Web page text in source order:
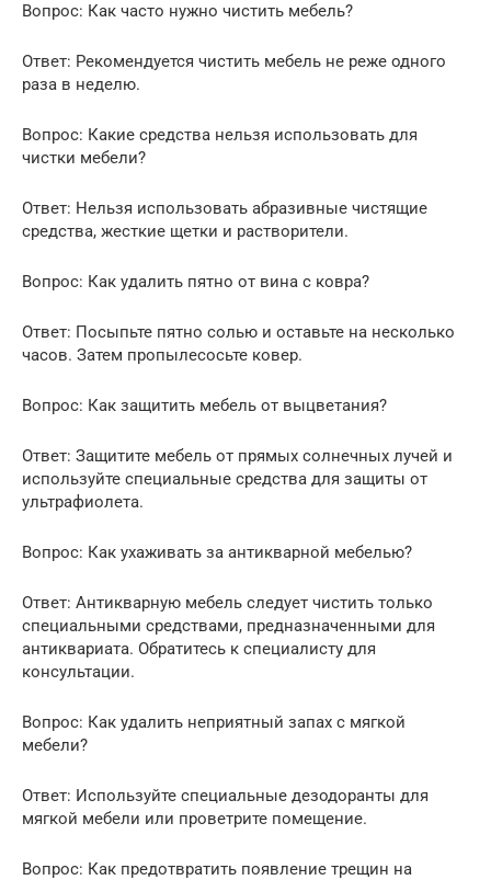
Вопрос: Как часто нужно чистить мебель?
Ответ: Рекомендуется чистить мебель не реже одного
раза в неделю.
Вопрос: Какие средства нельзя использовать для
чистки мебели?
Ответ: Нельзя использовать абразивные чистящие
средства, жесткие щетки и растворители.
Вопрос: Как удалить пятно от вина с ковра?
Ответ: Посыпьте пятно солью и оставьте на несколько
часов. Затем пропылесосьте ковер.
Вопрос: Как защитить мебель от выцветания?
Ответ: Защитите мебель от прямых солнечных лучей и
используйте специальные средства для защиты от
ультрафиолета.
Вопрос: Как ухаживать за антикварной мебелью?
Ответ: Антикварную мебель следует чистить только
специальными средствами, предназначенными для
антиквариата. Обратитесь к специалисту для
консультации.
Вопрос: Как удалить неприятный запах с мягкой
мебели?
Ответ: Используйте специальные дезодоранты для
мягкой мебели или проветрите помещение.
Вопрос: Как предотвратить появление трещин на